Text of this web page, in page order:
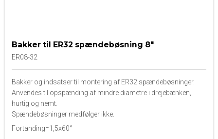
Bakker til ER32 spændebøsning 8"
ER08-32
Bakker og indsatser til montering af ER32 spændebøsninger.
Anvendes til opspænding af mindre diametre i drejebænken,
hurtig og nemt.
Spændebøsninger medfølger ikke.
Fortanding=1,5x60°